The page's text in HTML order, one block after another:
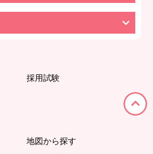
採用試験
地図から探す